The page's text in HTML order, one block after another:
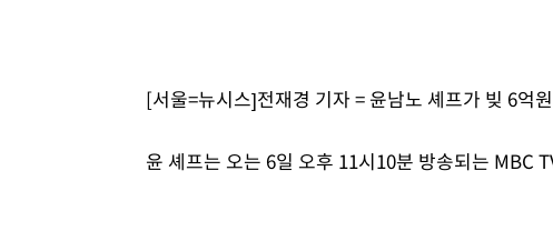
[서울=뉴시스]전재경 기자 = 윤남노 셰프가 빚 6억
윤 셰프는 오는 6일 오후 11시10분 방송되는 MBC